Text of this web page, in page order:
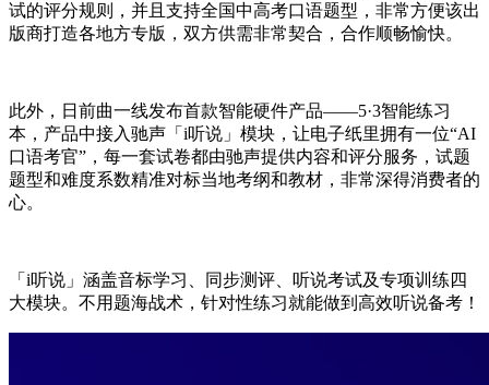
试的评分规则，并且支持全国中高考口语题型，非常方便该出
版商打造各地方专版，双方供需非常契合，合作顺畅愉快。
此外，日前曲一线发布首款智能硬件产品——5·3智能练习
本，产品中接入驰声「i听说」模块，让电子纸里拥有一位“AI
口语考官”，每一套试卷都由驰声提供内容和评分服务，试题
题型和难度系数精准对标当地考纲和教材，非常深得消费者的
心。
「i听说」涵盖音标学习、同步测评、听说考试及专项训练四
大模块。不用题海战术，针对性练习就能做到高效听说备考！